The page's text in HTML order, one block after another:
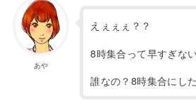
あや
えぇぇぇ？？
8時集合って早すぎな
誰なの？8時集合にし